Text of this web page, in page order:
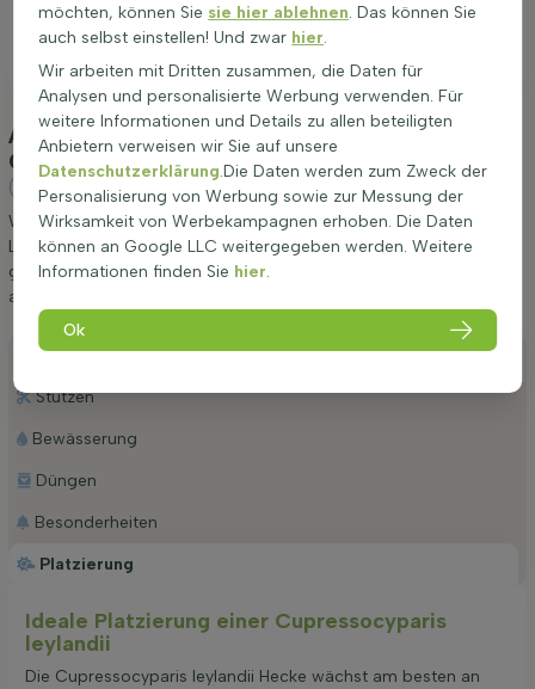
Anpflanzung und Pflege Leyland Zypresse
Cupressocyparis Leylandii 60-80 cm - Ballen
(Leyland Zypresse)
Wir möchten Ihnen einige Tipps zur Anpflanzung und Pflege von
Leyland Zypresse Cupressocyparis Leylandii 60-80 cm - Ballen
geben. Wenn Sie diese Tipps befolgen, werden Sie lange Freude
an Leyland Zypresse haben.
Platzierung
Anpflanzen
Stutzen
Bewässerung
Düngen
Besonderheiten
Ideale Platzierung einer Cupressocyparis
leylandii
Die Cupressocyparis leylandii Hecke wächst am besten an
möchten, können Sie sie hier ablehnen. Das können Sie
auch selbst einstellen! Und zwar hier.
Wir arbeiten mit Dritten zusammen, die Daten für
Analysen und personalisierte Werbung verwenden. Für
weitere Informationen und Details zu allen beteiligten
Anbietern verweisen wir Sie auf unsere
Datenschutzerklärung.Die Daten werden zum Zweck der
Personalisierung von Werbung sowie zur Messung der
Wirksamkeit von Werbekampagnen erhoben. Die Daten
können an Google LLC weitergegeben werden. Weitere
Informationen finden Sie hier.
Ok